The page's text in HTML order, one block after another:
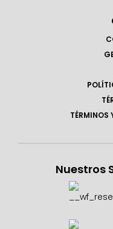
TÉRMINOS
Nuestros